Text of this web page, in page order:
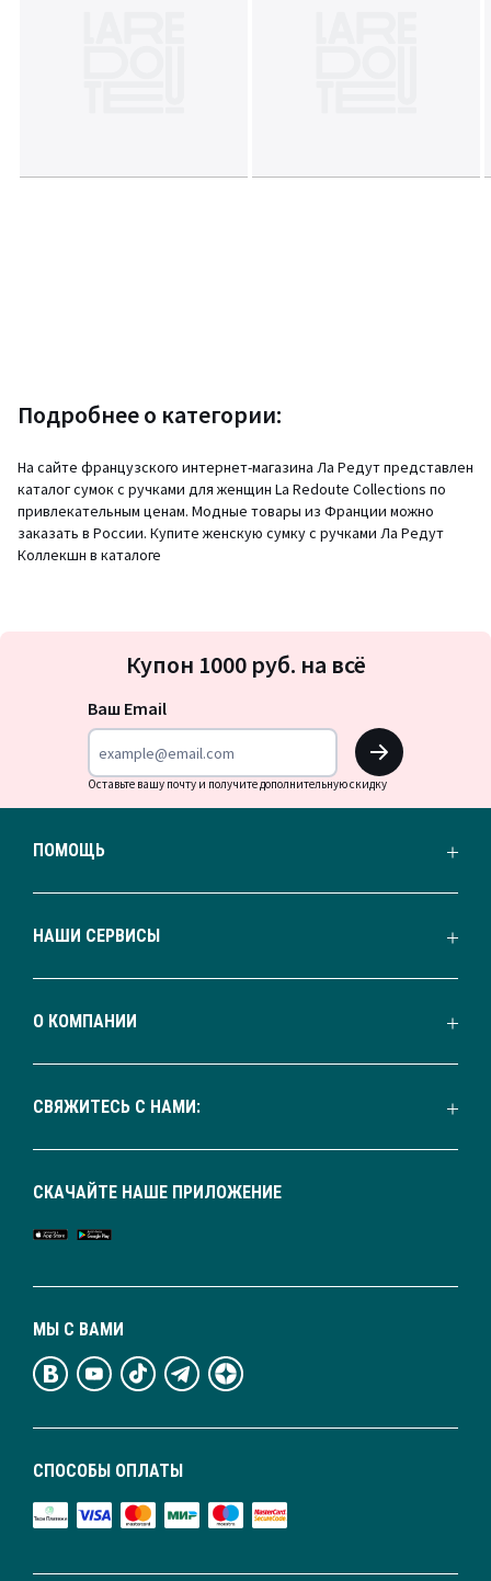
Подробнее о категории:
На сайте французского интернет-магазина Ла Редут представлен
каталог сумок с ручками для женщин La Redoute Collections по
привлекательным ценам. Модные товары из Франции можно
заказать в России. Купите женскую сумку с ручками Ла Редут
Коллекшн в каталоге
на
Купон 1000 руб. на всё
Ваш Email
OK
Оставьте вашу почту и получите дополнительную скидку
ПОМОЩЬ
НАШИ СЕРВИСЫ
О КОМПАНИИ
СВЯЖИТЕСЬ С НАМИ:
СПОСОБЫ ОПЛАТЫ
МЫ С ВАМИ
СКАЧАЙТЕ НАШЕ ПРИЛОЖЕНИЕ